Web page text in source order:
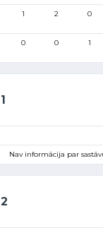
1 2 0
0 0 1
Nav informācija par